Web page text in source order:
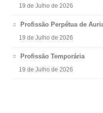
19 de Julho de 2026
Profissão Perpétua de
19 de Julho de 2026
Profissão Temporária
19 de Julho de 2026